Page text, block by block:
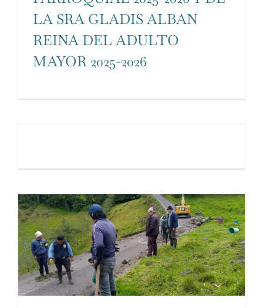
LA SRA GLADIS ALBAN
REINA DEL ADULTO
MAYOR 2025-2026